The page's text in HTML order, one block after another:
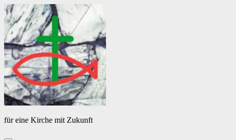
Skip
to
content
von
PfarrerB
für eine Kirche mit Zukunft